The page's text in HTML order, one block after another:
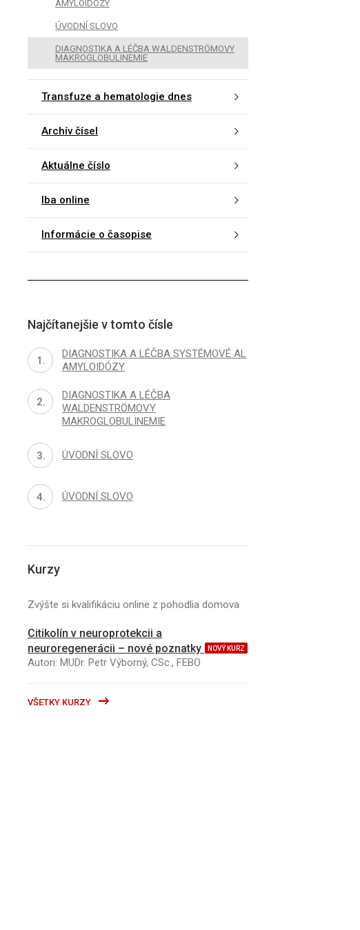
AMYLOIDÓZY
ÚVODNÍ SLOVO
DIAGNOSTIKA A LÉČBA WALDENSTRÖMOVY
MAKROGLOBULINEMIE
Transfuze a hematologie dnes
Archív čísel
Aktuálne číslo
Iba online
Informácie o časopise
Najčítanejšie v tomto čísle
DIAGNOSTIKA A LÉČBA SYSTÉMOVÉ AL
AMYLOIDÓZY
DIAGNOSTIKA A LÉČBA
WALDENSTRÖMOVY
MAKROGLOBULINEMIE
ÚVODNÍ SLOVO
ÚVODNÍ SLOVO
Kurzy
Zvýšte si kvalifikáciu online z pohodlia domova
Citikolín v neuroprotekcii a
neuroregenerácii – nové poznatky
NOVÝ KURZ
Autori: MUDr. Petr Výborný, CSc., FEBO
VŠETKY KURZY